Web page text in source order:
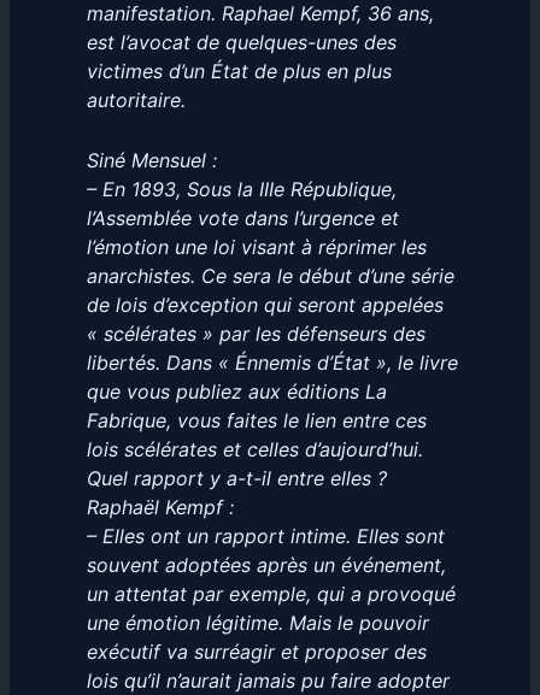
manifestation. Raphael Kempf, 36 ans,
est l’avocat de quelques-unes des
victimes d’un État de plus en plus
autoritaire.
Siné Mensuel :
– En 1893, Sous la IIIe République,
l’Assemblée vote dans l’urgence et
l’émotion une loi visant à réprimer les
anarchistes. Ce sera le début d’une série
de lois d’exception qui seront appelées
« scélérates » par les défenseurs des
libertés. Dans « Énnemis d’État », le livre
que vous publiez aux éditions La
Fabrique, vous faites le lien entre ces
lois scélérates et celles d’aujourd’hui.
Quel rapport y a-t-il entre elles ?
Raphaël Kempf :
– Elles ont un rapport intime. Elles sont
souvent adoptées après un événement,
un attentat par exemple, qui a provoqué
une émotion légitime. Mais le pouvoir
exécutif va surréagir et proposer des
lois qu’il n’aurait jamais pu faire adopter